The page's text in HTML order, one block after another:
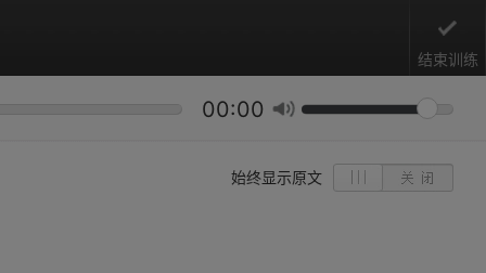
结束训练
00:00
始终显示原文